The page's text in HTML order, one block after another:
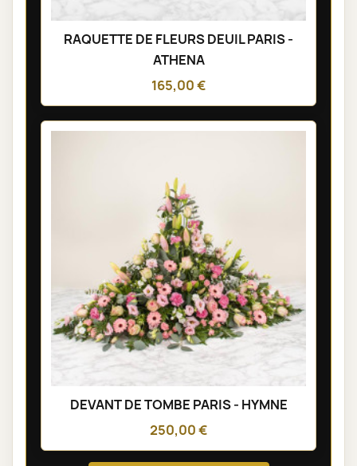
RAQUETTE DE FLEURS DEUIL PARIS -
ATHENA
165,00 €
DEVANT DE TOMBE PARIS - HYMNE
250,00 €